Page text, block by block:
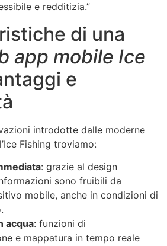
e redditizia.”
di una
app mobile Ice
e
introdotte dalle moderne
Fishing troviamo:
: grazie al design
sono fruibili da
mobile, anche in condizioni di
acqua: funzioni di
e mappatura in tempo reale